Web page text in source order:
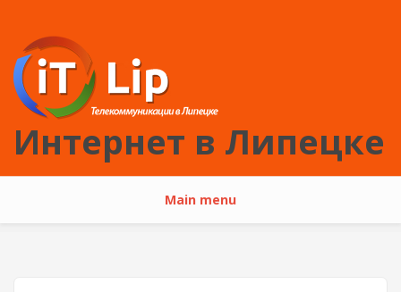
Интернет в Липецке
Main menu